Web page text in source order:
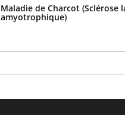
Maladie de Charcot (Sclérose
amyotrophique)